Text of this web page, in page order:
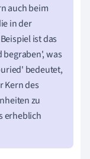
auch beim
in der
ist das
was
bedeutet,
Kern des
zu
erheblich